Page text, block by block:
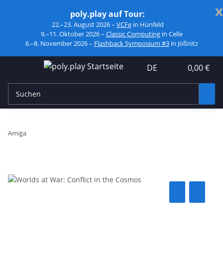
x
poly.play auf Tour:
22.–23. August 2026 – VCFein Hünfeld
9.–11. Oktober 2026 – Classic Computingin Celle
6.–8. November 2026 – Flashback Symposium #3in Jößnitz
DE 0,00 €
Amiga